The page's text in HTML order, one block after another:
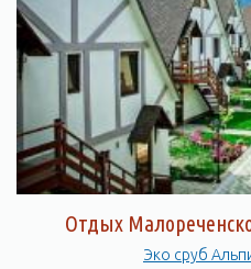
Отдых
Эко сруб